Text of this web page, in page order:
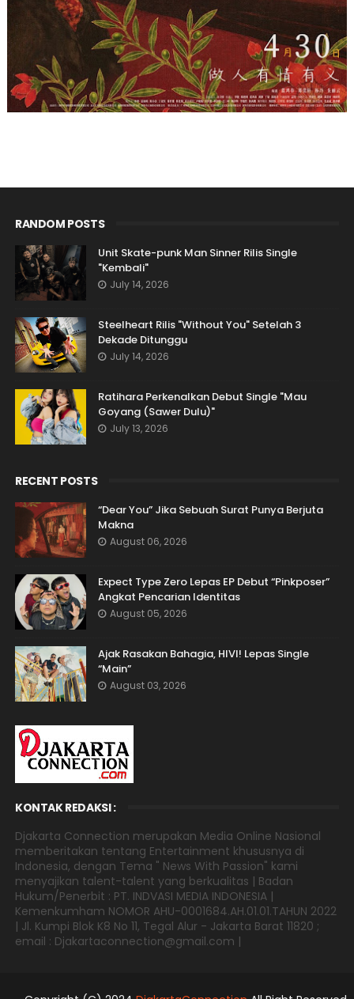
RANDOM POSTS
Unit Skate-punk Man Sinner Rilis Single
"Kembali"
July 14, 2026
Steelheart Rilis "Without You" Setelah 3
Dekade Ditunggu
July 14, 2026
Ratihara Perkenalkan Debut Single "Mau
Goyang (Sawer Dulu)"
July 13, 2026
RECENT POSTS
“Dear You” Jika Sebuah Surat Punya Berjuta
Makna
August 06, 2026
Expect Type Zero Lepas EP Debut “Pinkposer”
Angkat Pencarian Identitas
August 05, 2026
Ajak Rasakan Bahagia, HIVI! Lepas Single
“Main”
August 03, 2026
KONTAK REDAKSI :
Djakarta Connection merupakan Media Online Nasional
memberitakan tentang Entertainment khususnya di
Indonesia, dengan Tema " News With Passion" kami
menyajikan talent-talent yang berkualitas | Badan
Hukum/Penerbit : PT. INDVASI MEDIA INDONESIA |
Kemenkumham NOMOR AHU-0001684.AH.01.01.TAHUN 2022
| Jl. Kumpi Blok K8 No 11, Tegal Alur - Jakarta Barat 11820 ;
email : Djakartaconnection@gmail.com |